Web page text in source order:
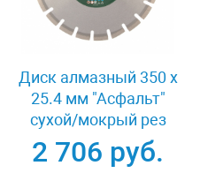
Диск алмазный 350 х
25.4 мм "Асфальт"
сухой/мокрый рез
Сибртех 731013
2 706 руб.